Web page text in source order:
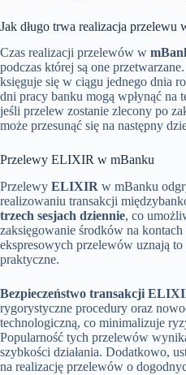
Jak długo trwa realizacja przelewu
Czas realizacji przelewów w
podczas której są one
księguje się w ciągu jednego dnia
dni pracy banku mogą wpłynąć na
jeśli przelew zostanie zlecony po
może przesunąć się na następny
Przelewy ELIXIR w mBanku
Przelewy ELIXIR w mBanku
realizowaniu transakcji
trzech sesjach dziennie, co
zaksięgowanie środków na
ekspresowych przelewów uznają
praktyczne.
Bezpieczeństwo transakcji
rygorystyczne procedury oraz
technologiczną, co minimalizuje
Popularność tych przelewów
szybkości działania. Dodatkowo,
na realizację przelewów o